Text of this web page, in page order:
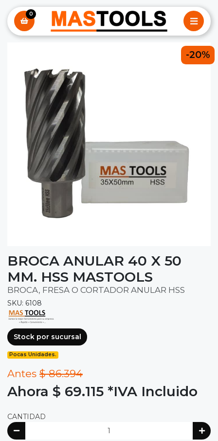
0
-20%
BROCA ANULAR 40 X 50
MM. HSS MASTOOLS
BROCA, FRESA O CORTADOR ANULAR HSS
SKU: 6108
Stock por sucursal
Pocas Unidades.
Antes $ 86.394
Ahora $ 69.115 *IVA Incluido
CANTIDAD